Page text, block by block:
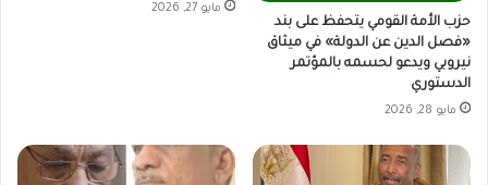
حزب الأمة القومي يتحفظ على بند
«فصل الدين عن الدولة» في ميثاق
نيروبي ويدعو لحسمه بالمؤتمر
الدستوري
مايو 28, 2026
مايو 27, 2026